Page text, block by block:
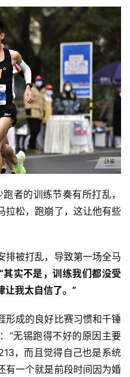
者的训练节奏有所打乱，
拉松，跑崩了，这让他有些
排被打乱，导致第一场全马
“其实不是，训练我们都没受
让我太自信了。”
形成的良好比赛习惯和千锤
“无锡跑得不好的原因主要
，而且觉得自己也是系统
有一个就是前段时间因为婚